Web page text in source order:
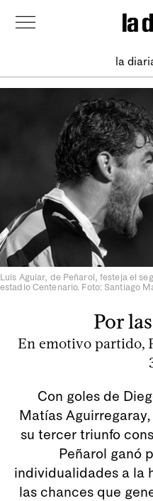
la
Luis Aguiar, de Peñarol, festeja el
estadio Centenario. Foto: Santiago
Por
En emotivo partido,
Con goles de
Matías
su tercer triunfo
Peñarol ganó
individualidades a la
las chances que